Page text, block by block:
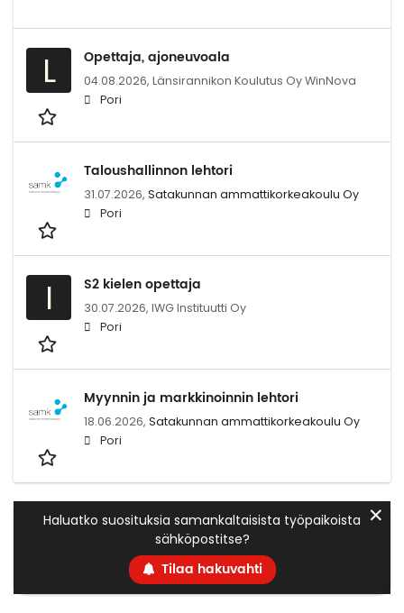
L Opettaja, ajoneuvoala
04.08.2026, Länsirannikon Koulutus Oy WinNova
Pori
Taloushallinnon lehtori
31.07.2026, Satakunnan ammattikorkeakoulu Oy
Pori
I S2 kielen opettaja
30.07.2026, IWG Instituutti Oy
Pori
Myynnin ja markkinoinnin lehtori
18.06.2026, Satakunnan ammattikorkeakoulu Oy
Pori
Haluatko suosituksia samankaltaisista työpaikoista
sähköpostitse?
Tilaa hakuvahti
✕